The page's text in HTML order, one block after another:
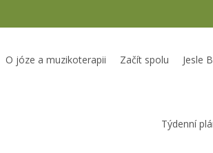
O józe a muzikoterapii Začít spolu Jesle
Týdenní
Jesle Bedrníček Školka Bedrníček